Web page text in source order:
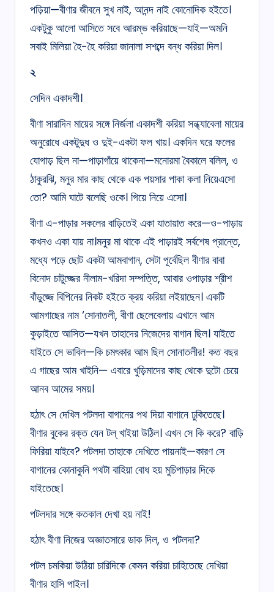
পড়িয়া—বীণার জীবনে সুখ নাই, আনন্দ নাই কোনোদিক হইতে।
একটুকু আলো আসিতে সবে আরম্ভ করিয়াছে—যাই—অমনি
সবাই মিলিয়া হৈ-হৈ করিয়া জানালা সশব্দে বন্ধ করিয়া দিল।
২
সেদিন একাদশী।
বীণা সারাদিন মায়ের সঙ্গে নির্জলা একাদশী করিয়া সন্ধ্যাবেলা মায়ের
অনুরোধে একটুদুধ ও দুই-একটা ফল খায়। একদিন ঘরে ফলের
যোগাড় ছিল না—পাড়াগাঁয়ে থাকেনা—মনোরমা বৈকালে বলিল, ও
ঠাকুরঝি, মনুর মার কাছ থেকে এক পয়সার পাকা কলা নিয়েএসো
তো? আমি ঘাটে বলেছি ওকে। গিয়ে নিয়ে এসো।
বীণা এ-পাড়ার সকলের বাড়িতেই একা যাতায়াত করে—ও-পাড়ায়
কখনও একা যায় না।মনুর মা থাকে এই পাড়ারই সর্বশেষ প্রান্তে,
মধ্যে পড়ে ছোট একটা আমবাগান, সেটা পূর্বেছিল বীণার বাবা
বিনোদ চাটুজ্জের নীলাম-খরিদা সম্পত্তি, আবার ওপাড়ার শ্রীশ
বাঁডুজ্জে বিপিনের নিকট হইতে ক্রয় করিয়া লইয়াছেন। একটি
আমগাছের নাম ‘সোনাতলী, বীণা ছেলেবেলায় এখানে আম
কুড়াইতে আসিত—যখন তাহাদের নিজেদের বাগান ছিল। যাইতে
যাইতে সে ভাবিল—কি চমৎকার আম ছিল সোনাতলীর! কত বছর
এ গাছের আম খাইনি— এবারে খুড়িমাদের কাছ থেকে দুটো চেয়ে
আনব আমের সময়।
হঠাৎ সে দেখিল পটলদা বাগানের পথ দিয়া বাগানে ঢুকিতেছে।
বীণার বুকের রক্ত যেন টল্ খাইয়া উঠিল। এখন সে কি করে? বাড়ি
ফিরিয়া যাইবে? পটলদা তাহাকে দেখিতে পায়নাই—কারণ সে
বাগানের কোনাকুনি পথটা বাহিয়া বোধ হয় মুচিপাড়ার দিকে
যাইতেছে।
পটলদার সঙ্গে কতকাল দেখা হয় নাই!
হঠাৎ বীণা নিজের অজ্ঞাতসারে ডাক দিল, ও পটলদা?
পটল চমকিয়া উঠিয়া চারিদিকে কেমন করিয়া চাহিতেছে দেখিয়া
বীণার হাসি পাইল।